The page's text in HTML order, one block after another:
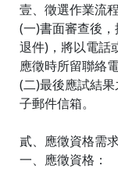
壹、徵選作業流程
(一)書面審查後
退件)，將以電話
應徵時所留聯絡
(二)最後應試結
子郵件信箱。
貳、應徵資格需
一、應徵資格：